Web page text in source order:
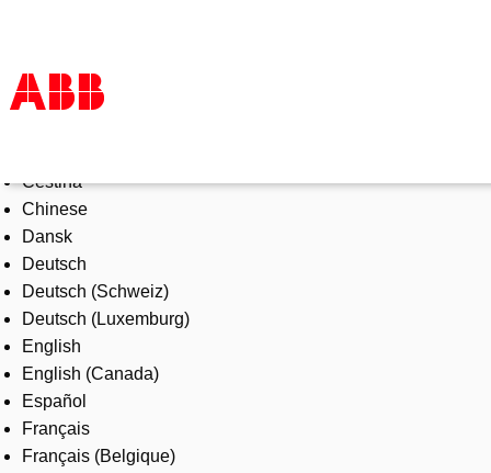
Products & Solutions
Industries
Services
About us
Where to buy
Contact us
Careers
Čeština
Chinese
Dansk
Deutsch
Deutsch (Schweiz)
Deutsch (Luxemburg)
English
English (Canada)
Español
Français
Français (Belgique)